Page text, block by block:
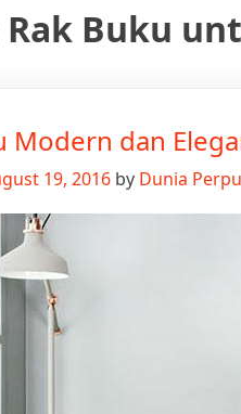
Rak Buku
Modern dan
19, 2016 by Dunia